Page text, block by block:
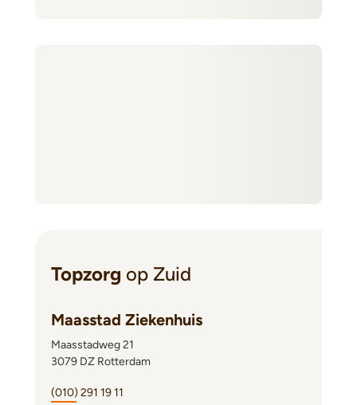
Topzorg op Zuid
Maasstad Ziekenhuis
Maasstadweg 21
3079 DZ Rotterdam
(010) 291 19 11